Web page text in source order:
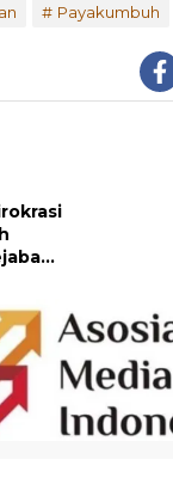
Payakumbuh